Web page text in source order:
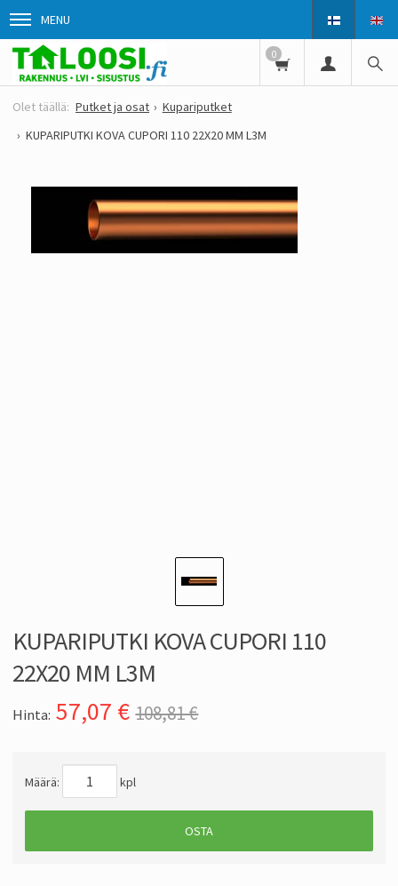
MENU
0
Putket ja osat
Kupariputket
KUPARIPUTKI KOVA CUPORI 110 22X20 MM L3M
KUPARIPUTKI KOVA CUPORI 110
22X20 MM L3M
Hinta: 57,07 € 108,81 €
Määrä: kpl
OSTA